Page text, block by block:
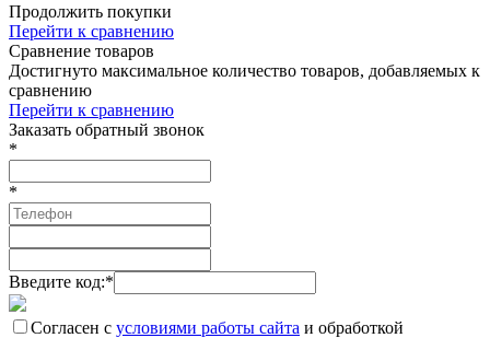
Продолжить покупки
Перейти к сравнению
Сравнение товаров
Достигнуто максимальное количество товаров, добавляемых к
сравнению
Перейти к сравнению
Заказать обратный звонок
*
*
Введите код:*
Согласен с условиями работы сайта и обработкой